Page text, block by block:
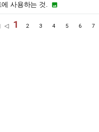
사용하는 것. 
◁ 1 2 3 4 5 6 7